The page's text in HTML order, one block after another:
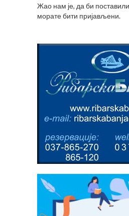
Жао нам је, да би
моратебити пријављени.